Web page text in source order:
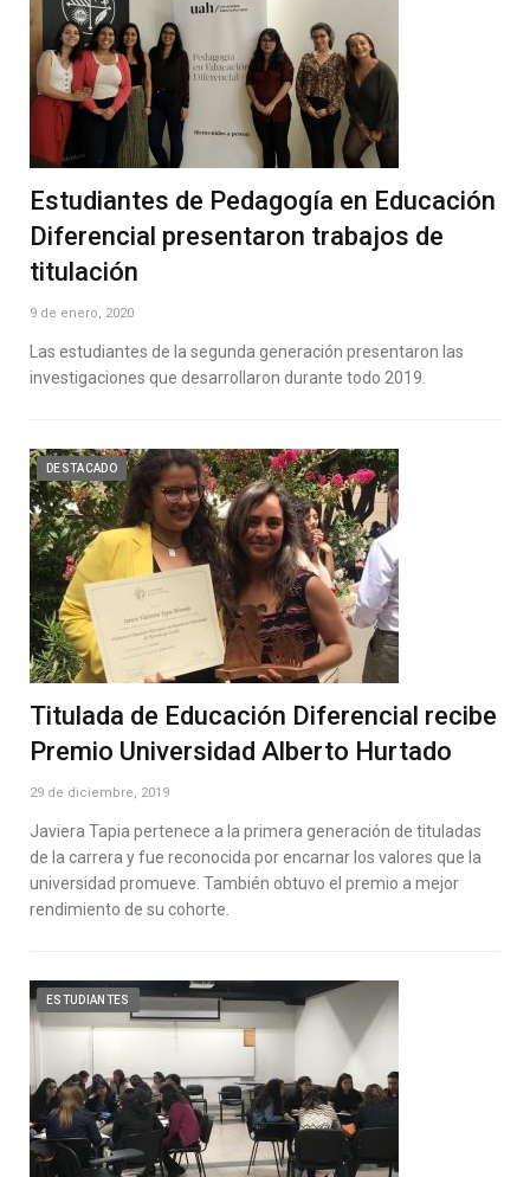
Estudiantes de Pedagogía en Educación
Diferencial presentaron trabajos de
titulación
9 de enero, 2020
Las estudiantes de la segunda generación presentaron las
investigaciones que desarrollaron durante todo 2019.
DESTACADO
Titulada de Educación Diferencial recibe
Premio Universidad Alberto Hurtado
29 de diciembre, 2019
Javiera Tapia pertenece a la primera generación de tituladas
de la carrera y fue reconocida por encarnar los valores que la
universidad promueve. También obtuvo el premio a mejor
rendimiento de su cohorte.
ESTUDIANTES